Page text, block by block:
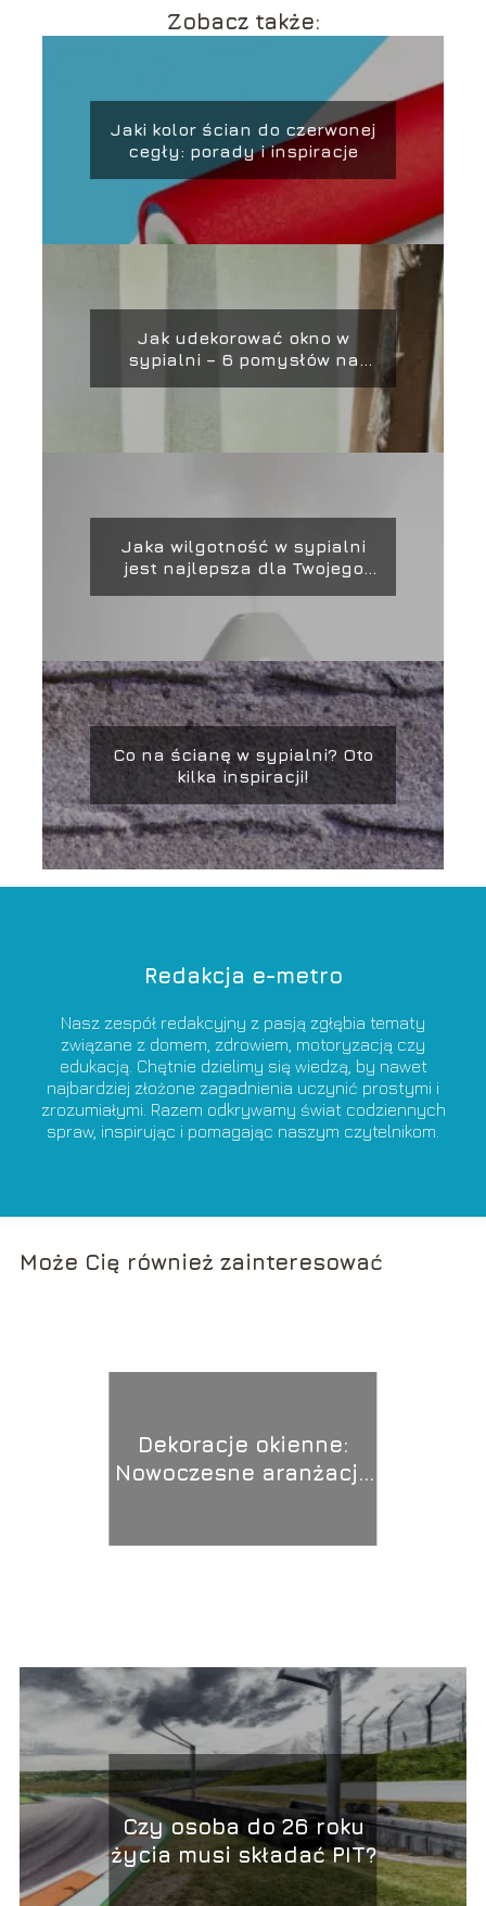
Zobacz także:
Jaki kolor ścian do czerwonej
cegły: porady i inspiracje
Jak udekorować okno w
sypialni – 6 pomysłów na
Jaka wilgotność w sypialni
jest najlepsza dla Twojego
Co na ścianę w sypialni? Oto
kilka inspiracji!
Redakcja e-metro
Nasz zespół redakcyjny z pasją zgłębia tematy
związane z domem, zdrowiem, motoryzacją czy
edukacją. Chętnie dzielimy się wiedzą, by nawet
najbardziej złożone zagadnienia uczynić prostymi i
zrozumiałymi. Razem odkrywamy świat codziennych
spraw, inspirując i pomagając naszym czytelnikom.
Może Cię również zainteresować
Dekoracje okienne:
Nowoczesne aranżacje
Czy osoba do 26 roku
życia musi składać PIT?